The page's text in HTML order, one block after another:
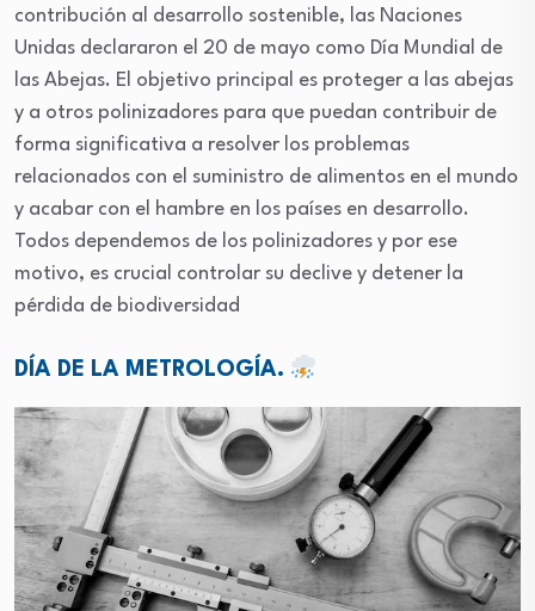
contribución al desarrollo sostenible, las Naciones
Unidas declararon el 20 de mayo como Día Mundial de
las Abejas. El objetivo principal es proteger a las abejas
y a otros polinizadores para que puedan contribuir de
forma significativa a resolver los problemas
relacionados con el suministro de alimentos en el mundo
y acabar con el hambre en los países en desarrollo.
Todos dependemos de los polinizadores y por ese
motivo, es crucial controlar su declive y detener la
pérdida de biodiversidad
DÍA DE LA METROLOGÍA.